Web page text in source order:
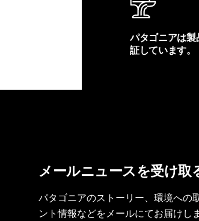
パタゴニアは製
証しています。
メールニュースを受け取
パタゴニアのストーリー、環境への
ント情報などをメールにてお届けしま